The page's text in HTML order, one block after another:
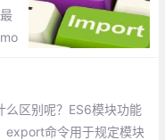
区别呢？ES6模块功能
export命令用于规定模块